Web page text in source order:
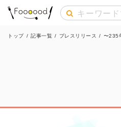
トップ / 記事一覧 / プレスリリース / 〜235